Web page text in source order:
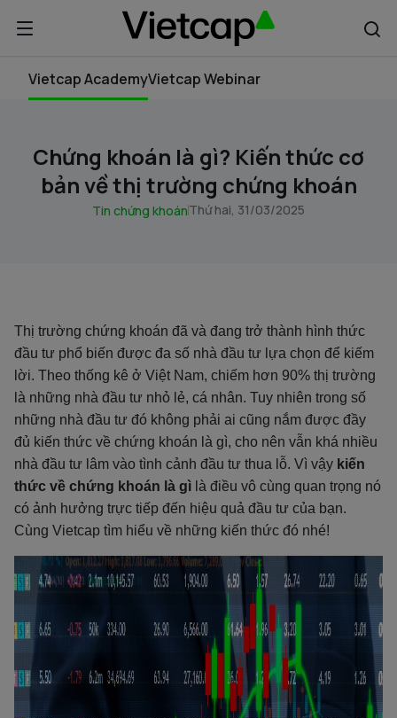
Vietcap AcademyVietcap Webinar
Chứng khoán là gì? Kiến thức cơ
bản về thị trường chứng khoán
Tin chứng khoánThứ hai, 31/03/2025
Thị trường chứng khoán đã và đang trở thành hình thức
đầu tư phổ biến được đa số nhà đầu tư lựa chọn để kiếm
lời. Theo thống kê ở Việt Nam, chiếm hơn 90% thị trường
là những nhà đầu tư nhỏ lẻ, cá nhân. Tuy nhiên trong số
những nhà đầu tư đó không phải ai cũng nắm được đầy
đủ kiến thức về chứng khoán là gì, cho nên vẫn khá nhiều
nhà đầu tư lâm vào tình cảnh đầu tư thua lỗ. Vì vậy kiến
thức về chứng khoán là gì là điều vô cùng quan trọng nó
có ảnh hưởng trực tiếp đến hiệu quả đầu tư của bạn.
Cùng Vietcap tìm hiểu về những kiến thức đó nhé!